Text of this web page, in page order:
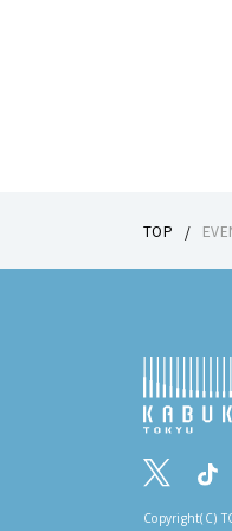
TOP
Copyright(C)